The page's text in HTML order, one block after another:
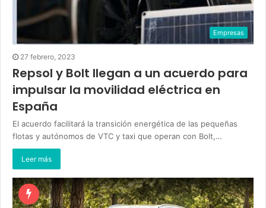
Empresas
27 febrero, 2023
Repsol y Bolt llegan a un acuerdo para
impulsar la movilidad eléctrica en
España
El acuerdo facilitará la transición energética de las pequeñas
flotas y autónomos de VTC y taxi que operan con Bolt,…
Leer más